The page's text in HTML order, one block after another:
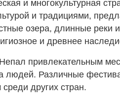
и многокультурная
и традициями,
озера, длинные реки
и древнее
привлекательным
людей. Различные
других стран.